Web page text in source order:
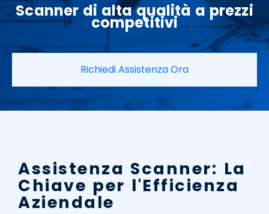
Scanner di alta qualità aprezzi
competitivi
Richiedi Assistenza Ora
Assistenza Scanner: La
Chiave per l'Efficienza
Aziendale